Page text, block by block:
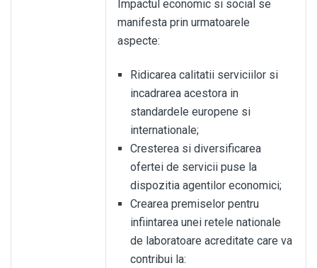
Impactul economic si social se
manifesta prin urmatoarele
aspecte:
Ridicarea calitatii serviciilor si
incadrarea acestora in
standardele europene si
internationale;
Cresterea si diversificarea
ofertei de servicii puse la
dispozitia agentilor economici;
Crearea premiselor pentru
infiintarea unei retele nationale
de laboratoare acreditate care va
contribui la: